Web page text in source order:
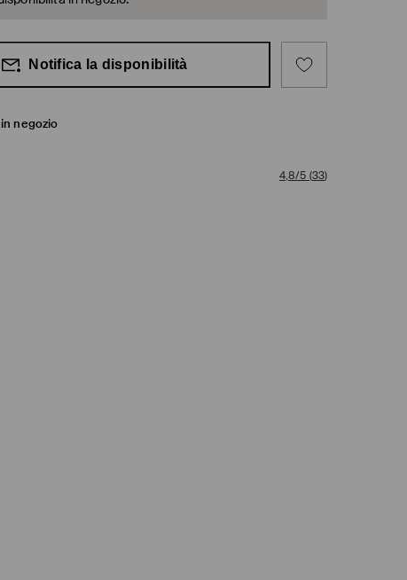
Notifica la disponibilità
negozio
4,8/5 (33)